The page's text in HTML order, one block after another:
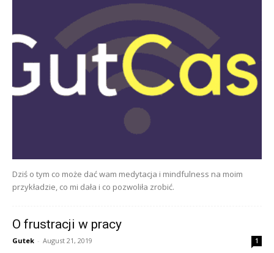
Dziś o tym co może dać wam medytacja i mindfulness na moim
przykładzie, co mi dała i co pozwoliła zrobić.
O frustracji w pracy
Gutek - August 21, 2019 1